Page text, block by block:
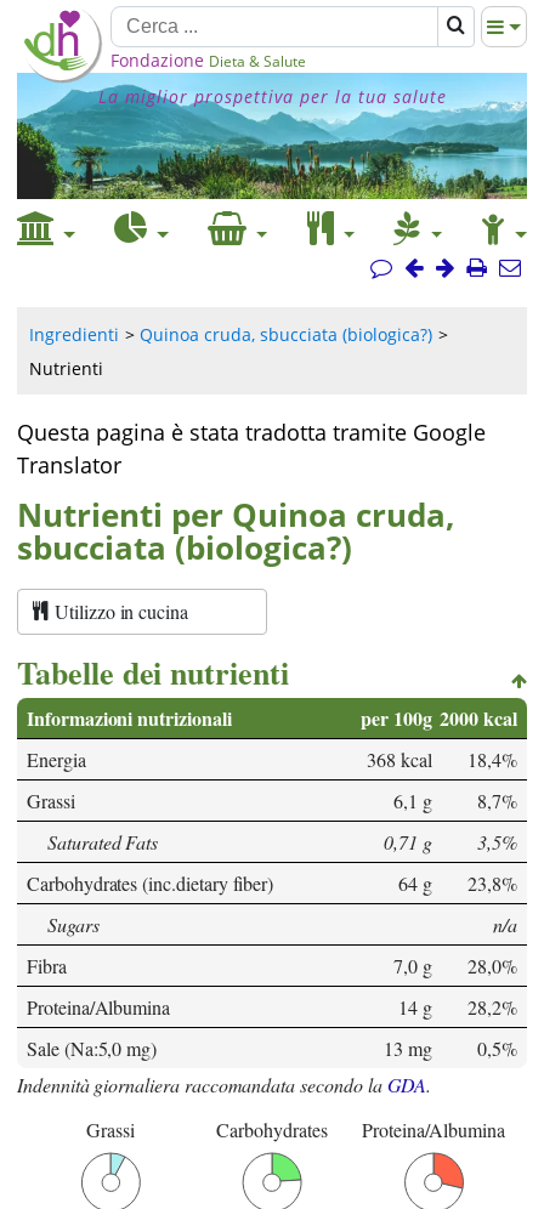
Fondazione Dieta & Salute
La miglior prospettiva per la tua salute
Ingredienti
Quinoa cruda, sbucciata (biologica?)
Nutrienti
Questa pagina è stata tradotta tramite Google
Translator
Nutrienti per Quinoa cruda,
sbucciata (biologica?)
Utilizzo in cucina
Tabelle dei nutrienti
Informazioni nutrizionali per 100g 2000 kcal
Energia 368 kcal
18,4%
Grassi
6,1 g
8,7%
Saturated Fats
0,71 g
3,5%
Carbohydrates (inc.dietary fiber)
64 g
23,8%
Sugars
n/a
Fibra
7,0 g
28,0%
Proteina/Albumina
14 g
28,2%
Sale (Na:5,0 mg)
13 mg
0,5%
Indennità giornaliera raccomandata secondo laGDA.
Grassi
Carbohydrates Proteina/Albumina